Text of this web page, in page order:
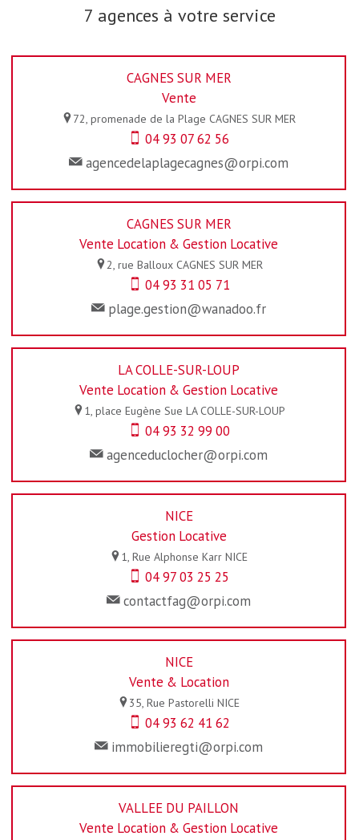
7 agences à votre service
CAGNES SUR MER
Vente
72, promenade de la Plage CAGNES SUR MER
04 93 07 62 56
agencedelaplagecagnes@orpi.com
CAGNES SUR MER
Vente Location & Gestion Locative
2, rue Balloux CAGNES SUR MER
04 93 31 05 71
plage.gestion@wanadoo.fr
LA COLLE-SUR-LOUP
Vente Location & Gestion Locative
1, place Eugène Sue LA COLLE-SUR-LOUP
04 93 32 99 00
agenceduclocher@orpi.com
NICE
Gestion Locative
1, Rue Alphonse Karr NICE
04 97 03 25 25
contactfag@orpi.com
NICE
Vente & Location
35, Rue Pastorelli NICE
04 93 62 41 62
immobilieregti@orpi.com
VALLEE DU PAILLON
Vente Location & Gestion Locative